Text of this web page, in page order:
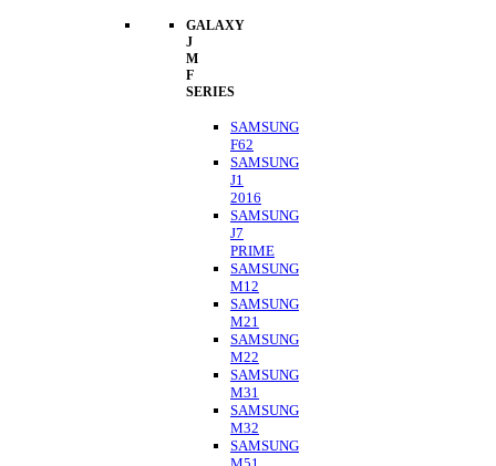
GALAXY
J
M
F
SERIES
SAMSUNG
F62
SAMSUNG
J1
2016
SAMSUNG
J7
PRIME
SAMSUNG
M12
SAMSUNG
M21
SAMSUNG
M22
SAMSUNG
M31
SAMSUNG
M32
SAMSUNG